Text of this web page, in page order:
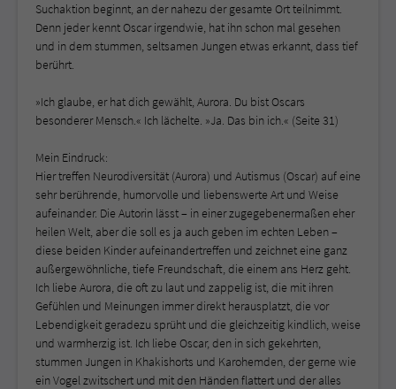
Suchaktion beginnt, an der nahezu der gesamte Ort teilnimmt.
Denn jeder kennt Oscar irgendwie, hat ihn schon mal gesehen
und in dem stummen, seltsamen Jungen etwas erkannt, dass tief
berührt.
»Ich glaube, er hat dich gewählt, Aurora. Du bist Oscars
besonderer Mensch.« Ich lächelte. »Ja. Das bin ich.« (Seite 31)
Mein Eindruck:
Hier treffen Neurodiversität (Aurora) und Autismus (Oscar) auf eine
sehr berührende, humorvolle und liebenswerte Art und Weise
aufeinander. Die Autorin lässt – in einer zugegebenermaßen eher
heilen Welt, aber die soll es ja auch geben im echten Leben –
diese beiden Kinder aufeinandertreffen und zeichnet eine ganz
außergewöhnliche, tiefe Freundschaft, die einem ans Herz geht.
Ich liebe Aurora, die oft zu laut und zappelig ist, die mit ihren
Gefühlen und Meinungen immer direkt herausplatzt, die vor
Lebendigkeit geradezu sprüht und die gleichzeitig kindlich, weise
und warmherzig ist. Ich liebe Oscar, den in sich gekehrten,
stummen Jungen in Khakishorts und Karohemden, der gerne wie
ein Vogel zwitschert und mit den Händen flattert und der alles